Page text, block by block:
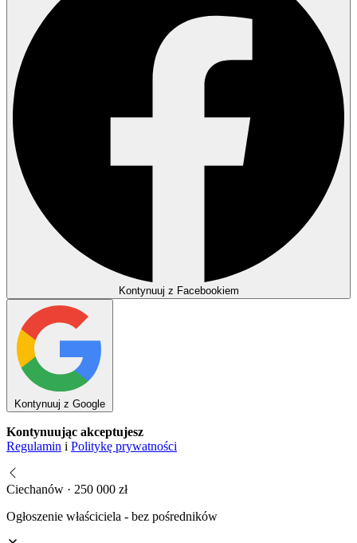
Kontynuuj z Facebookiem
Kontynuuj z Google
Kontynuując akceptujesz
Regulamin i Politykę prywatności
Ciechanów · 250 000 zł
Ogłoszenie właściciela - bez pośredników